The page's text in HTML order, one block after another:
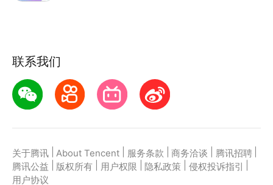
联系我们
关于腾讯 About Tencent 服务条款 商务洽谈 腾讯招聘
腾讯公益
版权所有 用户权限 隐私政策 侵权投诉指引
用户协议